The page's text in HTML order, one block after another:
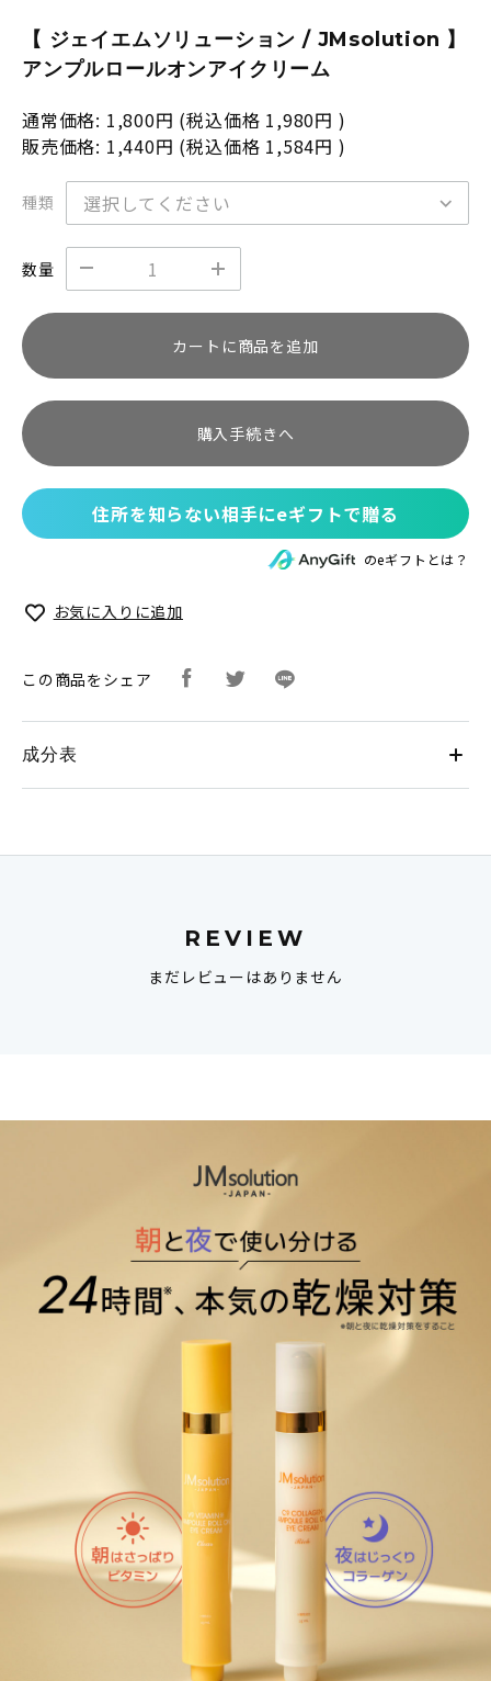
【 ジェイエムソリューション / JMsolution 】
アンプルロールオンアイクリーム
通常価格: 1,800円 (税込価格 1,980円 )
販売価格: 1,440円 (税込価格 1,584円 )
種類
数量
カートに商品を追加
購入手続きへ
住所を知らない相手にeギフトで贈る
のeギフトとは？
お気に入りに追加
この商品をシェア
成分表
REVIEW
まだレビューはありません